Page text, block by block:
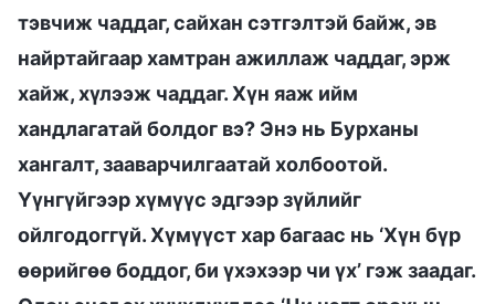
тэвчиж чаддаг, сайхан сэтгэлтэй байж, эв
найртайгаар хамтран ажиллаж чаддаг, эрж
хайж, хүлээж чаддаг. Хүн яаж ийм
хандлагатай болдог вэ? Энэ нь Бурханы
хангалт, зааварчилгаатай холбоотой.
Үүнгүйгээр хүмүүс эдгээр зүйлийг
ойлгодоггүй. Хүмүүст хар багаас нь ‘Хүн бүр
өөрийгөө боддог, би үхэхээр чи үх’ гэж заадаг.